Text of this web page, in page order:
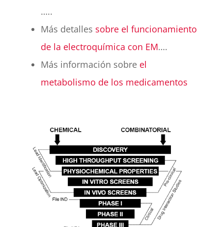
…..
Más detalles sobre el funcionamiento
de la electroquímica con EM….
Más información sobre el
metabolismo de los medicamentos